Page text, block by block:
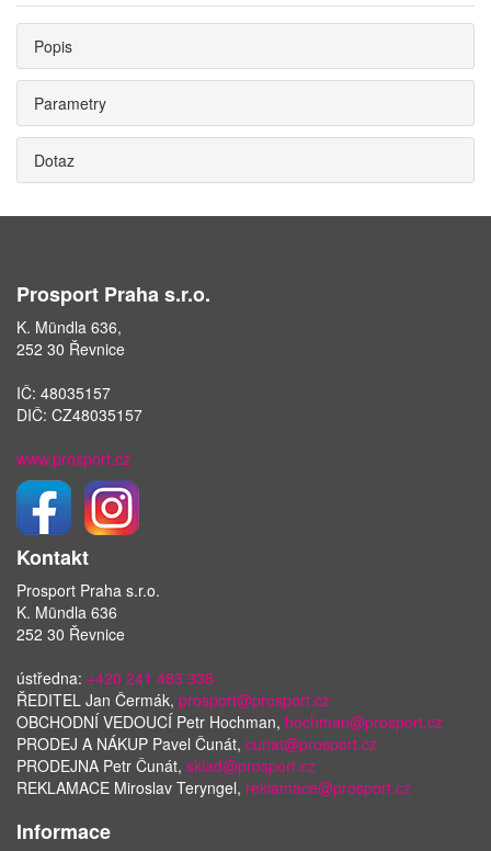
Popis
Parametry
Dotaz
Prosport Praha s.r.o.
K. Mündla 636,
252 30 Řevnice
IČ: 48035157
DIČ: CZ48035157
www.prosport.cz
Kontakt
Prosport Praha s.r.o.
K. Mündla 636
252 30 Řevnice
ústředna: +420 241 483 338
ŘEDITEL Jan Čermák, prosport@prosport.cz
OBCHODNÍ VEDOUCÍ Petr Hochman, hochman@prosport.cz
PRODEJ A NÁKUP Pavel Čunát, cunat@prosport.cz
PRODEJNA Petr Čunát, sklad@prosport.cz
REKLAMACE Miroslav Teryngel, reklamace@prosport.cz
Informace